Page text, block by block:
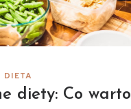
DIETA
diety: Co warto